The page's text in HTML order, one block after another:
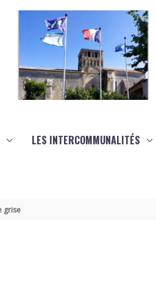
LES INTERCOMMUNALITÉS
grise